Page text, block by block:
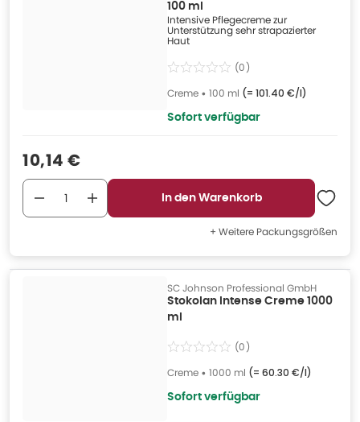
100 ml
Intensive Pflegecreme zur
Unterstützung sehr strapazierter
Haut
(0)
Creme • 100 ml (= 101.40 €/l)
Sofort verfügbar
Verkaufspreis
10,14 €
In den Warenkorb
+ Weitere Packungsgrößen
SC Johnson Professional GmbH
Stokolan Intense Creme 1000
ml
(0)
Creme • 1000 ml (= 60.30 €/l)
Sofort verfügbar